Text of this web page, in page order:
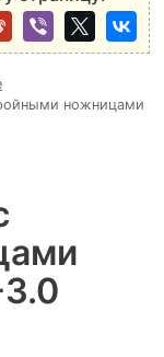
ножницами